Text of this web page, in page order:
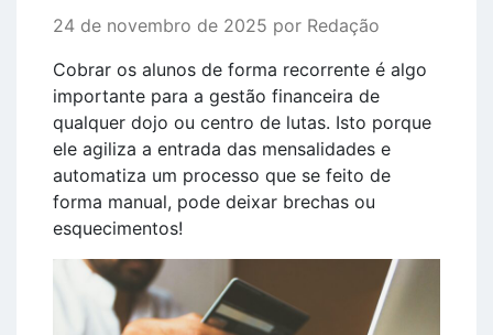
24 de novembro de 2025 por Redação
Cobrar os alunos de forma recorrente é algo
importante para a gestão financeira de
qualquer dojo ou centro de lutas. Isto porque
ele agiliza a entrada das mensalidades e
automatiza um processo que se feito de
forma manual, pode deixar brechas ou
esquecimentos!